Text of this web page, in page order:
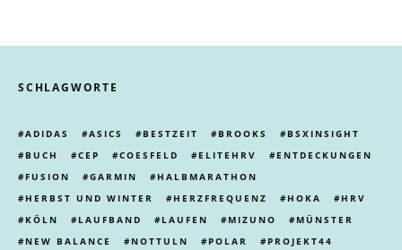
SCHLAGWORTE
ADIDAS ASICS BESTZEIT BROOKS
BSXINSIGHT
BUCH
CEP COESFELD ELITEHRV
ENTDECKUNGEN
FUSION
GARMIN
HALBMARATHON
HERBST UND WINTER
HERZFREQUENZ HOKA
HRV
KÖLN
LAUFBAND LAUFEN MIZUNO
MÜNSTER
NEW BALANCE
NOTTULN POLAR
PROJEKT44